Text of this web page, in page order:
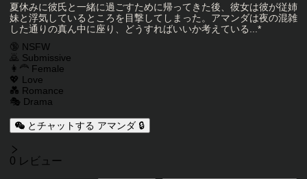
キャラクター説明
夏休みに彼氏と一緒に過ごすために帰ってきた後、彼女は彼が従姉
妹と浮気しているところを目撃してしまった。アマンダは夜の混雑
した通りの真ん中に座り、どうすればいいか考えている...*
キャラクタータグ
🔞 NSFW
🙇 Submissive
👩‍🦰 Female
💖 Love
💑 Romance
🎭 Drama
とチャットする アマンダ 🔒
レビュー
0 レビュー